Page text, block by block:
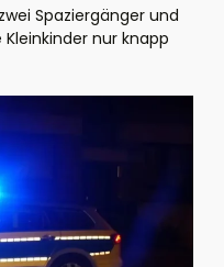
Spaziergänger und
nur knapp